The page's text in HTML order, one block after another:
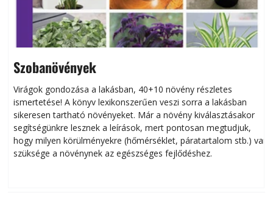
Szobanövények
Virágok gondozása a lakásban, 40+10 növény részletes
ismertetése! A könyv lexikonszerűen veszi sorra a lakásban
sikeresen tart­ha­tó növényeket. Már a növény kiválasztásakor
segítségünkre lesznek a leírások, mert pontosan megtudjuk,
hogy milyen körülményekre (hőmérséklet, páratartalom stb.) van
szüksége a növénynek az egészséges fejlődéshez.